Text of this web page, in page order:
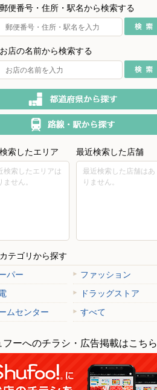
郵便番号・住所・駅名から検索する
お店の名前から検索する
索したエリア
検索したエリアは
ません。
最近検索した店舗
最近検索した店舗はあ
りません。
カテゴリから探す
パー
ファッション
ドラッグストア
ムセンター
すべて
フーへのチラシ・広告掲載はこちら